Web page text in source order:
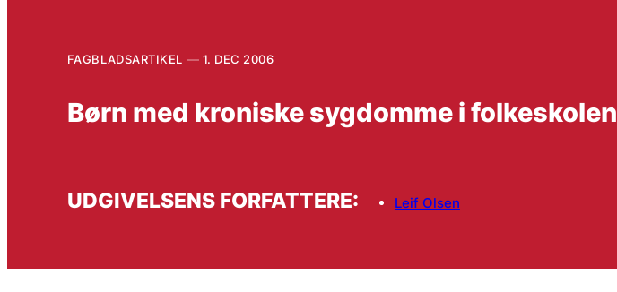
FAGBLADSARTIKEL 1. DEC 2006
Børn med kroniske sygdomme i folkeskolen
UDGIVELSENS FORFATTERE: Leif Olsen